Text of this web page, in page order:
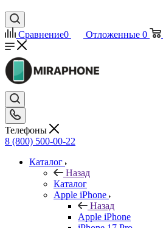
Сравнение0 Отложенные 0
Телефоны
8 (800) 500-00-22
Каталог
Назад
Каталог
Apple iPhone
Назад
Apple iPhone